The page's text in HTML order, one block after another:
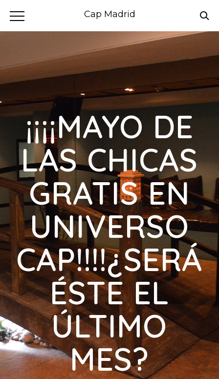
Cap Madrid
¡¡¡¡MAYO DE
LAS CHICAS
GRATIS EN
UNIVERSO
CAP!!!!¿SERÁ
ÉSTE EL
ÚLTIMO
MES?